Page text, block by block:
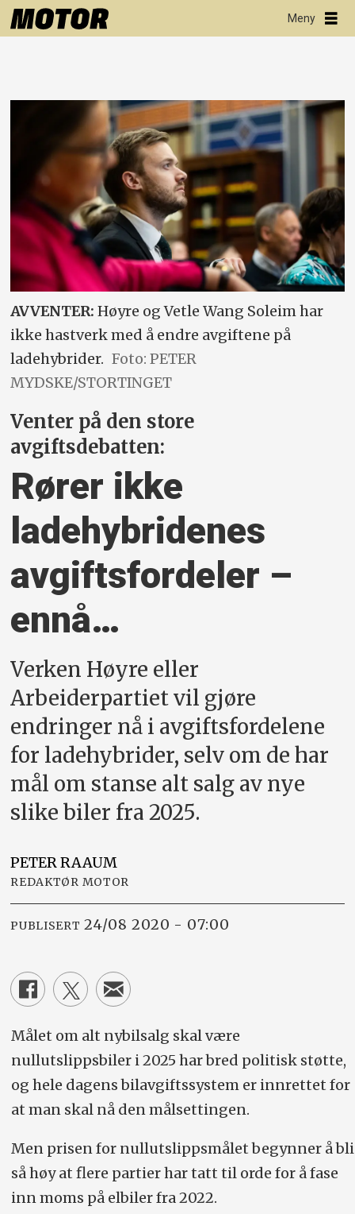
AVVENTER: Høyre og Vetle Wang Soleim har
ikke hastverk med å endre avgiftene på
ladehybrider. Foto: PETER
MYDSKE/STORTINGET
Venter på den store
avgiftsdebatten:
Rører ikke
ladehybridenes
avgiftsfordeler –
ennå…
Verken Høyre eller
Arbeiderpartiet vil gjøre
endringer nå i avgiftsfordelene
for ladehybrider, selv om de har
mål om stanse alt salg av nye
slike biler fra 2025.
PETERRAAUM
REDAKTØR MOTOR
PUBLISERT 24/08 2020 - 07:00
Målet om alt nybilsalg skal være
nullutslippsbiler i 2025 har bred politisk støtte,
og hele dagens bilavgiftssystem er innrettet for
at man skal nå den målsettingen.
Men prisen for nullutslippsmålet begynner å bli
så høy at flere partier har tatt til orde for å fase
inn moms på elbiler fra 2022.